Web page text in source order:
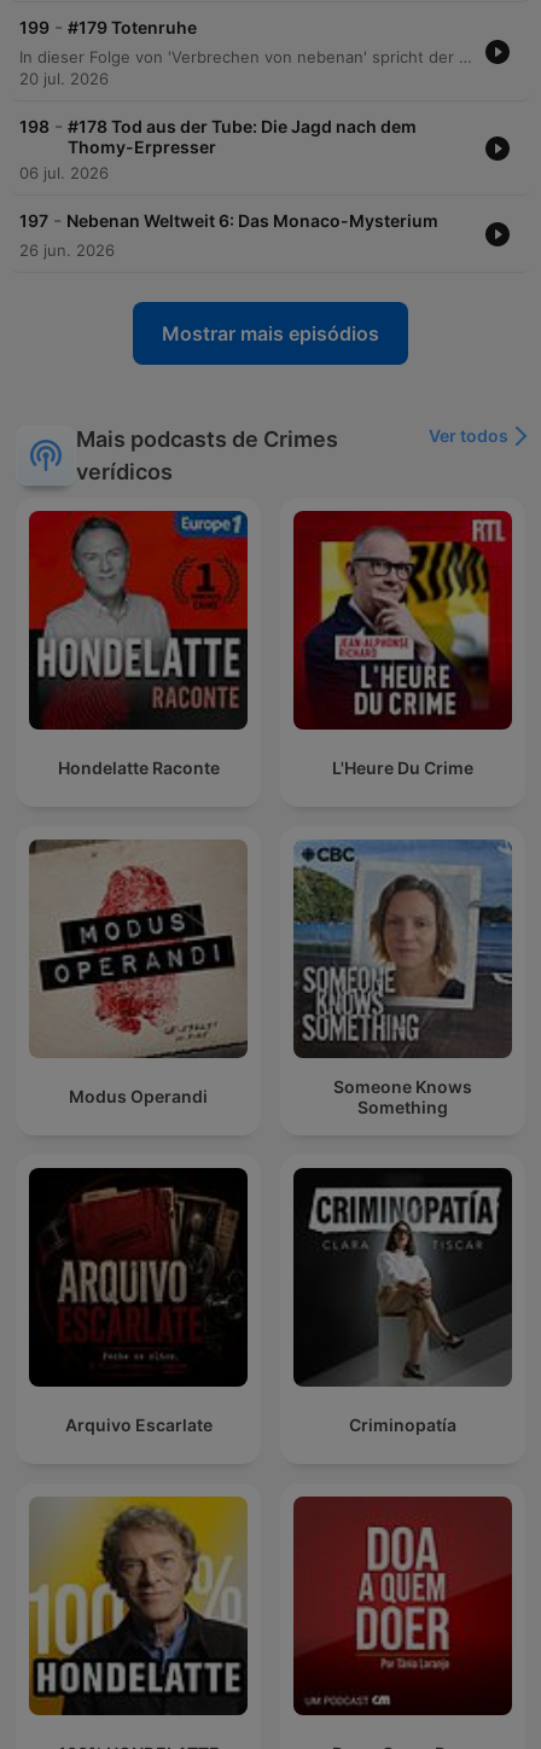
199 - #179 Totenruhe
In dieser Folge von 'Verbrechen von nebenan' spricht der Host mit dem Bestatter Louis Bauer über die Arbeit hinter den Kulissen einer Beerdigung und die Entmystifizierung des Todes. Die Erzählung führt durch erschütternde Kriminalfälle, beginnend mit dem Verschwinden des elfjährigen Renate Böhm im Jahr 1965 in Görlitz, dessen Ermittlungen auf einen nekrophilen Täter lenkten. Zudem beleuchtet die Episode den grausamen Leichenraub in Buttenheim aus dem Jahr 1999, bei dem eine 14-Jährige entweiht wurde. Die Diskussion vertieft sich in die rechtliche Problematik, Verstorbene als 'Sache' zu behandeln, sowie in die psychologischen Auswirkungen dieser Verbrechen auf Hinterbliebene und Bestatter.
20 jul. 2026
198 - #178 Tod aus der Tube: Die Jagd nach dem
Thomy-Erpresser
06 jul. 2026
197 - Nebenan Weltweit 6: Das Monaco-Mysterium
26 jun. 2026
Mostrar mais episódios
Mais podcasts de Crimes
verídicos
Ver todos
Hondelatte Raconte L'Heure Du Crime
Modus Operandi
Someone Knows
Something
Arquivo Escarlate Criminopatía